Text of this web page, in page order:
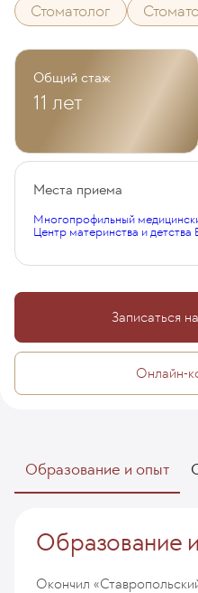
Стоматолог
Общий стаж
11 лет
Места приема
Многопрофильный
Центр материнства и детства
Записаться
Онлайн-
Образование и опыт
Образование
Окончил